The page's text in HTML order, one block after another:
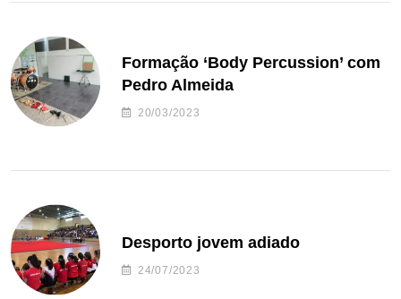
Formação ‘Body Percussion’ com
Pedro Almeida
20/03/2023
Desporto jovem adiado
24/07/2023